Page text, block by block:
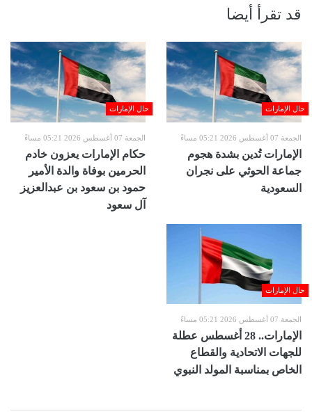
قد تقرأ أيضا
حال الإمارات
الجمعة 07 أغسطس 2026 05:21 مساءً
الإمارات تُدين بشدة هجوم
جماعة الحوثي على نجران
السعودية
حال الإمارات
الجمعة 07 أغسطس 2026 05:21 مساءً
حكام الإمارات يعزون خادم
الحرمين بوفاة والدة الأمير
حمود بن سعود بن عبدالعزيز
آل سعود
حال الإمارات
الجمعة 07 أغسطس 2026 05:21 مساءً
الإمارات.. 28 أغسطس عطلة
للجهات الاتحادية والقطاع
الخاص بمناسبة المولد النبوي